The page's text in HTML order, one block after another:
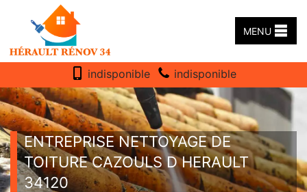
MENU
indisponible indisponible
ENTREPRISE NETTOYAGE DE
TOITURE CAZOULS D HERAULT
34120